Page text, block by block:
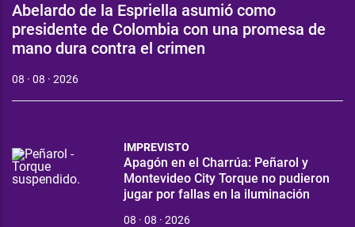
Abelardo de la Espriella asumió como
presidente de Colombia con una promesa de
mano dura contra el crimen
08 · 08 · 2026
IMPREVISTO
Apagón en el Charrúa: Peñarol y
Montevideo City Torque no pudieron
jugar por fallas en la iluminación
08 · 08 · 2026